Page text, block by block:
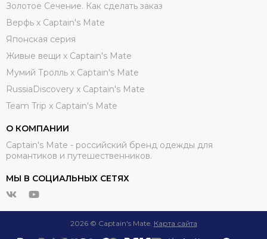
Золотое Сечение. Как сделать заказ
Верфь х Captain's Mate
Японская серия
Живые вещи х Captain's Mate
Мумий Тролль х Сaptain's Mate
RussiaDiscovery x Captain's Mate
Team Trip x Captain's Mate
О КОМПАНИИ
Captain's Mate - российский бренд одежды для
романтиков и путешественников.
МЫ В СОЦИАЛЬНЫХ СЕТЯХ
2026 © Captain's Mate. Карта сайта